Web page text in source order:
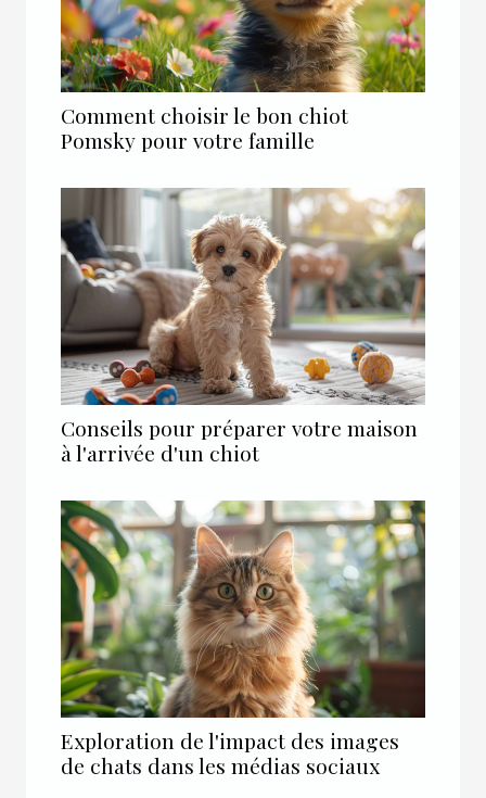
Comment choisir le bon chiot
Pomsky pour votre famille
Conseils pour préparer votre maison
à l'arrivée d'un chiot
Exploration de l'impact des images
de chats dans les médias sociaux